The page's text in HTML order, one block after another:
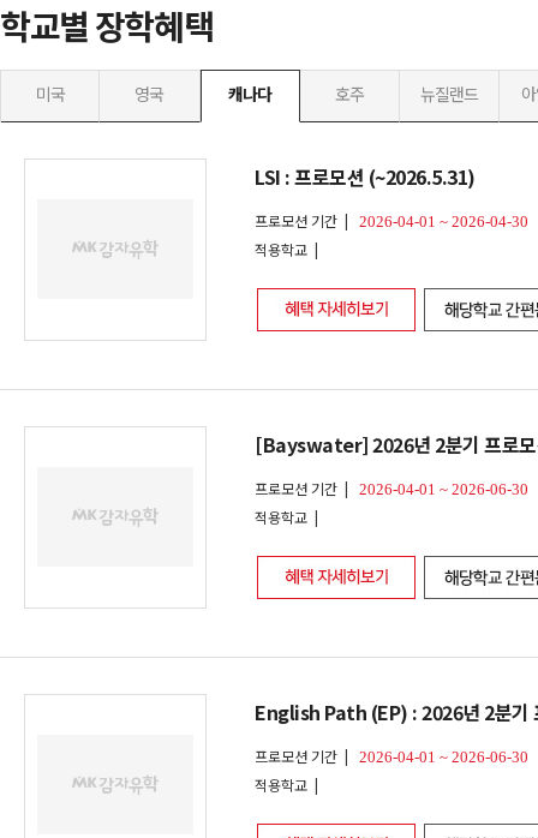
학교별 장학혜택
미국 영국 캐나다 호주 뉴질랜드
LSI : 프로모션 (~2026.5.31)
프로모션 기간 | 2026-04-01 ~ 2026-04-30
적용학교 |
[Bayswater] 2026년 2분기 프로
프로모션 기간 | 2026-04-01 ~ 2026-06-30
적용학교 |
English Path (EP) : 2026년 2분기
프로모션 기간 | 2026-04-01 ~ 2026-06-30
적용학교 |